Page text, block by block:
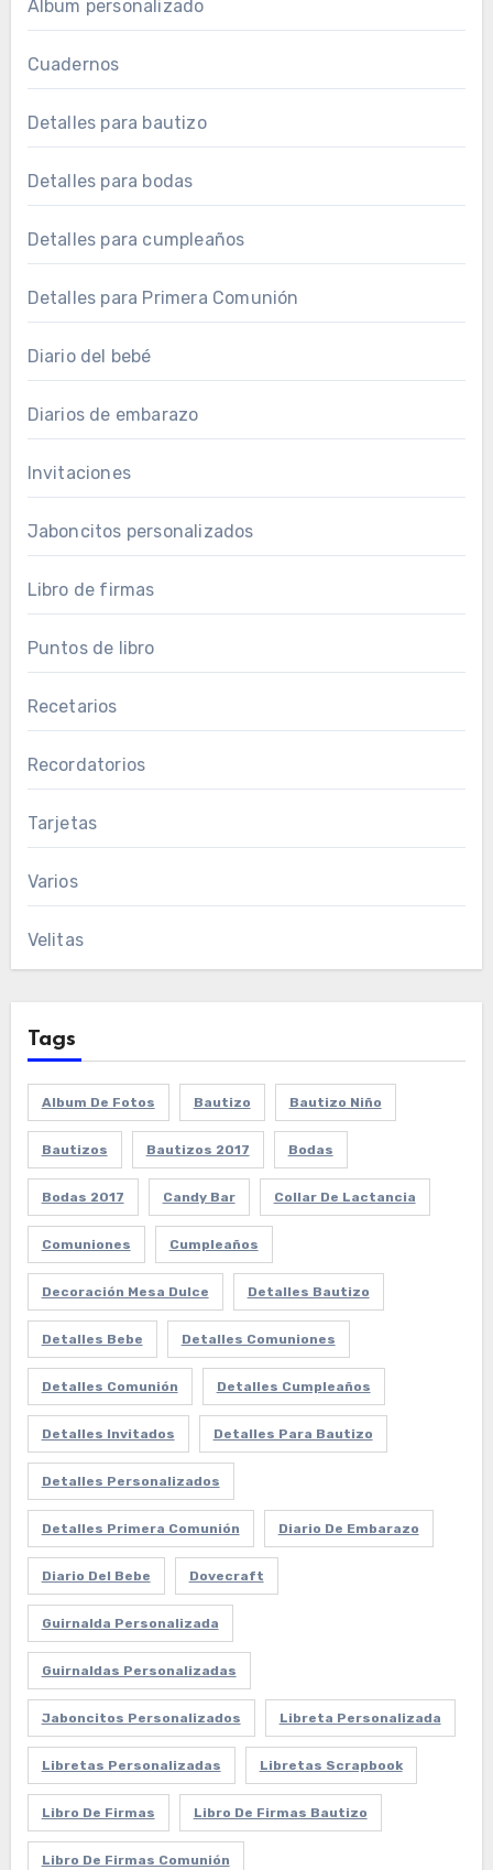
Álbum personalizado
Cuadernos
Detalles para bautizo
Detalles para bodas
Detalles para cumpleaños
Detalles para Primera Comunión
Diario del bebé
Diarios de embarazo
Invitaciones
Jaboncitos personalizados
Libro de firmas
Puntos de libro
Recetarios
Recordatorios
Tarjetas
Varios
Velitas
Tags
Album De Fotos Bautizo Bautizo Niño
Bautizos Bautizos 2017 Bodas
Bodas 2017 Candy Bar Collar De Lactancia
Comuniones Cumpleaños
Decoración Mesa Dulce Detalles Bautizo
Detalles Bebe Detalles Comuniones
Detalles Comunión Detalles Cumpleaños
Detalles Invitados Detalles Para Bautizo
Detalles Personalizados
Detalles Primera Comunión Diario De Embarazo
Diario Del Bebe Dovecraft
Guirnalda Personalizada
Guirnaldas Personalizadas
Jaboncitos Personalizados Libreta Personalizada
Libretas Personalizadas Libretas Scrapbook
Libro De Firmas Libro De Firmas Bautizo
Libro De Firmas Comunión